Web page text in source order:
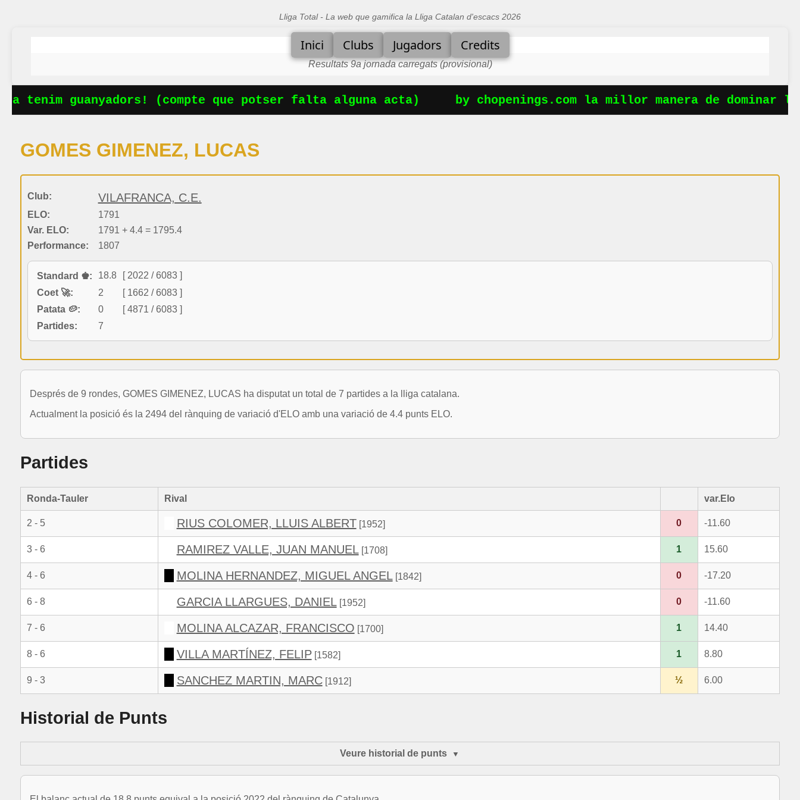
Lliga Total - La web que gamifica la Lliga Catalan d'escacs 2026
Inici Clubs Jugadors Credits
Resultats 9a jornada carregats (provisional)
tenim guanyadors! (compte que potser falta alguna acta) by chopenings.com la millor manera de dominar
GOMES GIMENEZ, LUCAS
Club: VILAFRANCA, C.E.
ELO:
1791
Var. ELO:
1791 + 4.4 = 1795.4
Performance:
1807
Standard ♚: 18.8
[ 2022 / 6083 ]
Coet 🚀:
2
[ 1662 / 6083 ]
Patata 🥔:
0
[ 4871 / 6083 ]
Partides:
7
Després de 9 rondes, GOMES GIMENEZ, LUCAS ha disputat un total de 7 partides a la lliga catalana.
Actualment la posició és la 2494 del rànquing de variació d'ELO amb una variació de 4.4 punts ELO.
Partides
Ronda-Tauler Rival var.Elo
2 - 5 RIUS COLOMER, LLUIS ALBERT [1952] 0 -11.60
3 - 6 RAMIREZ VALLE, JUAN MANUEL[1708] 1 15.60
4 - 6 MOLINA HERNANDEZ, MIGUEL ANGEL[1842] 0 -17.20
6 - 8 GARCIA LLARGUES, DANIEL[1952] 0 -11.60
7 - 6 MOLINA ALCAZAR, FRANCISCO [1700] 1 14.40
8 - 6 VILLA MARTÍNEZ, FELIP[1582] 1 8.80
9 - 3 SANCHEZ MARTIN, MARC[1912] ½ 6.00
Historial de Punts
Veure historial de punts